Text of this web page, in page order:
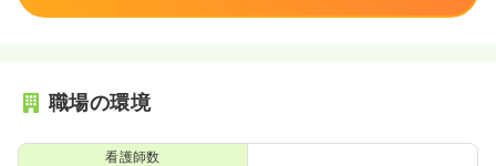
職場の環境
看護師数